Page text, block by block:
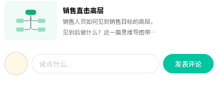
用数据说话，不要轻视自己的产出。
销售直击高层
销售人员如何见到销售目标的高层，
见到后做什么？这一篇思维导图带你
eb、见到be前的准备和看到该如何做
等方面展开。
发表评论